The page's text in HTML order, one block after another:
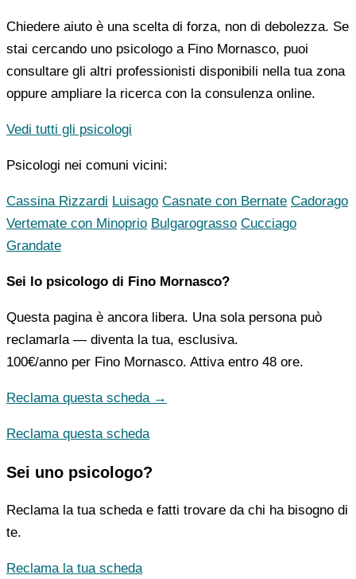
Chiedere aiuto è una scelta di forza, non di debolezza. Se
stai cercando uno psicologo a Fino Mornasco, puoi
consultare gli altri professionisti disponibili nella tua zona
oppure ampliare la ricerca con la consulenza online.
Vedi tutti gli psicologi
Psicologi nei comuni vicini:
Cassina Rizzardi Luisago Casnate con Bernate Cadorago
Vertemate con Minoprio Bulgarograsso Cucciago
Grandate
Sei lo psicologo di Fino Mornasco?
Questa pagina è ancora libera. Una sola persona può
reclamarla — diventa la tua, esclusiva.
100€/anno per Fino Mornasco. Attiva entro 48 ore.
Reclama questa scheda →
Reclama questa scheda
Sei uno psicologo?
Reclama la tua scheda e fatti trovare da chi ha bisogno di
te.
Reclama la tua scheda